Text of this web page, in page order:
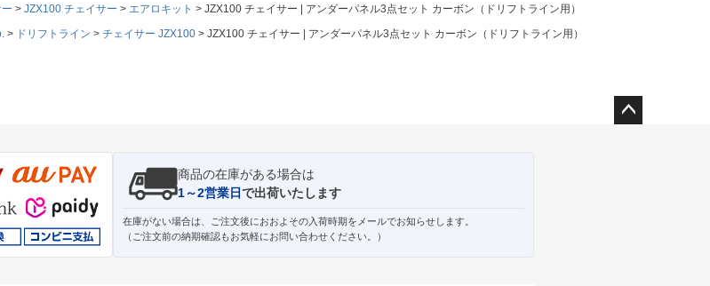
JZX100 チェイサー エアロキット
JZX100 チェイサー | アンダーパネル3点セット カーボン（ドリフトライン用）
ドリフトライン チェイサー JZX100 JZX100 チェイサー | アンダーパネル3点セット カーボン（ドリフトライン用）
商品の在庫がある場合は
1～2営業日で出荷いたします
在庫がない場合は、ご注文後におおよその入荷時期をメールでお知らせします。
（ご注文前の納期確認もお気軽にお問い合わせください。）